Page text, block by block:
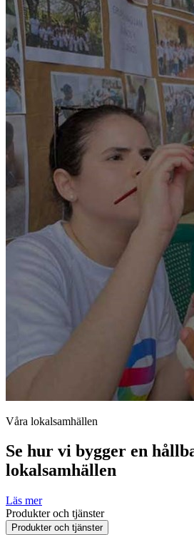
Våra lokalsamhällen
Se hur vi bygger en
lokalsamhällen
Läs mer
Produkter och tjänster
Produkter och tjänster